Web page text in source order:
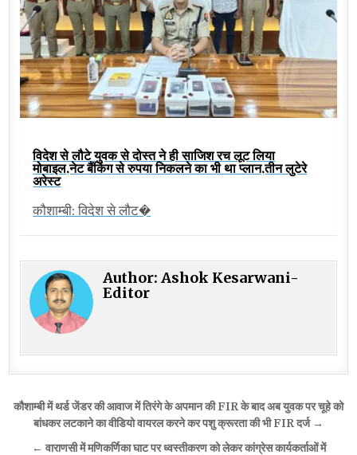
विदेश से लौटे युवक से दोस्त ने ही साजिश रच लूट लिया
मोबाइल,नेट बैंकिंग से रुपया निकलने का भी था प्लान,तीन लुटेरे
अरेस्ट
कौशाम्बी: विदेश से लौट�
Author:Ashok Kesarwani-
Editor
Post
navigation
कौशाम्बी में थर्ड जेंडर की आवाज में तिरंगे के अपमान की FIR के बाद अब युवक पर चूहे को
बांधकर लटकाने का वीडियो वायरल करने कर पशु क्रूरता की भी FIR दर्ज →
← वाराणसी में मणिकर्णिका घाट पर ध्वस्तीकरण को लेकर कांग्रेस कार्यकर्ताओं में